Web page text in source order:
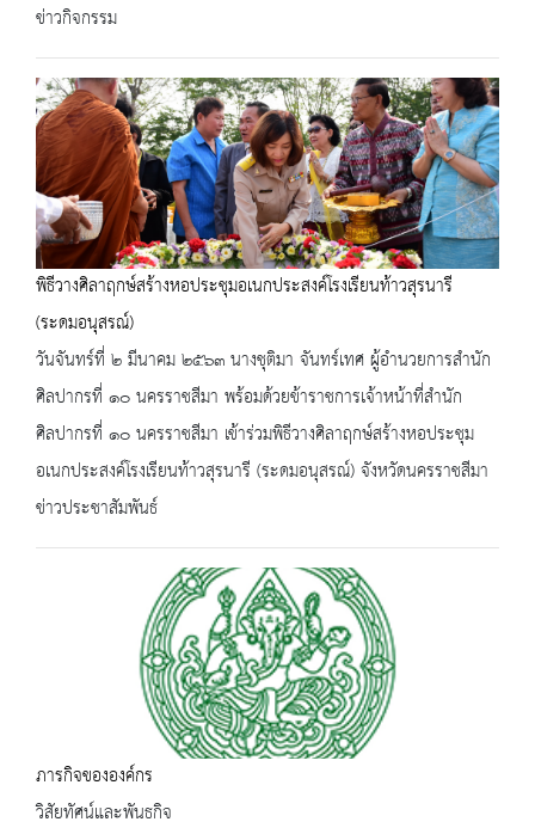
ข่าวกิจกรรม
พิธีวางศิลาฤกษ์สร้างหอประชุมอเนกประสงค์โรงเรียนท้าวสุรนารี
(ระดมอนุสรณ์)
วันจันทร์ที่ ๒ มีนาคม ๒๕๖๓ นางชุติมา จันทร์เทศ ผู้อำนวยการสำนัก
ศิลปากรที่ ๑๐ นครราชสีมา พร้อมด้วยข้าราชการเจ้าหน้าที่สำนัก
ศิลปากรที่ ๑๐ นครราชสีมา เข้าร่วมพิธีวางศิลาฤกษ์สร้างหอประชุม
อเนกประสงค์โรงเรียนท้าวสุรนารี (ระดมอนุสรณ์) จังหวัดนครราชสีมา
ข่าวประชาสัมพันธ์
ภารกิจขององค์กร
วิสัยทัศน์และพันธกิจ